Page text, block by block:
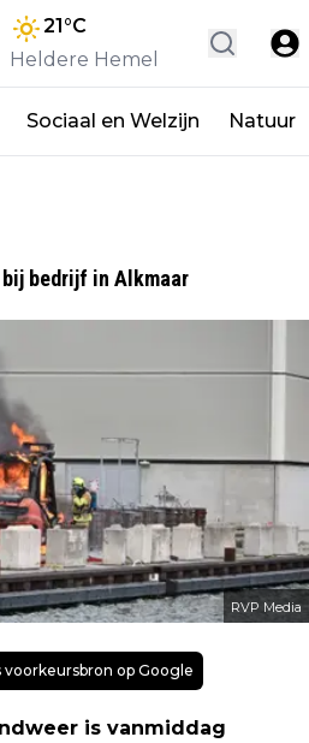
21°C
Heldere Hemel
Sociaal en Welzijn Natuur
bedrijf in Alkmaar
RVP Media
voorkeursbron op Google
is vanmiddag